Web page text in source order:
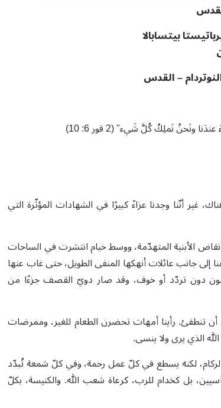
بيتسابالا
– القدس
عندَنا ونَحنُ نَملِكُ كُلَّ شَيء" (2 قور 6: 10)
غير أنّنا وجدنا عزاءً كبيرًا في الشهادات المؤثّرة التي
الأبنية المتهدّمة، ووسط خيام انتشرت في الساحات
جانب عائلات أنهكها المنفى الطويل، حتى غاب عنها
دون تردّد أو خوف، وقد صار دويّ القصف جزءًا من
تنطفئ. رأينا أمهاتتحضرنالطعام للغير، وممرضات
الذي يرى ولا ينسى.
لكنه يسطع في كلّ عمل رحمة، وفي كلّ شمعة تُبدّد
بل كخدام للرب، كرعاة شعب الله. والكنيسة، بكلّ